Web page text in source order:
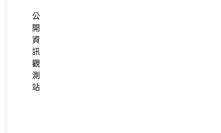
公
開
資
訊
觀
測
站